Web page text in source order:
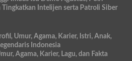
Tingkatkan Intelijen serta Patroli Siber
Umur, Agama, Karier, Istri, Anak,
Indonesia
Agama, Karier, Lagu, dan Fakta